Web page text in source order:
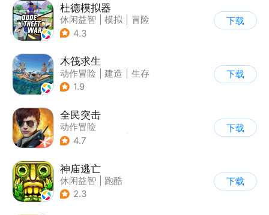
杜德模拟器
休闲益智 模拟
冒险
| 写实
4.3
下载
木筏求生
动作冒险 建造
生存
| 写实
1.9
下载
全民突击
动作冒险
| 第三人称射击
4.7
下载
神庙逃亡
休闲益智
跑酷
| 欧美风
2.3
下载